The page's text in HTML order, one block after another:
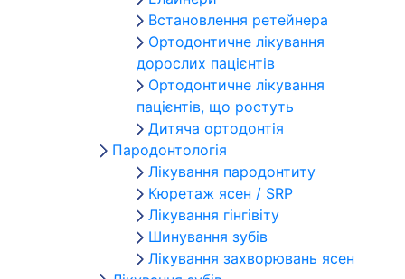
Встановлення ретейнера
Ортодонтичне лікування
дорослих пацієнтів
Ортодонтичне лікування
пацієнтів, що ростуть
Дитяча ортодонтія
Пародонтологія
Лікування пародонтиту
Кюретаж ясен / SRP
Лікування гінгівіту
Шинування зубів
Лікування захворювань ясен